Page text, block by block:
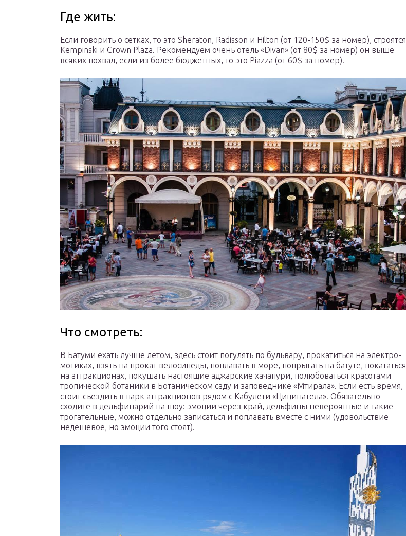
Где жить:
Если говорить о сетках, то это Sheraton, Radisson и Hilton (от 120-150$ за номер), строятся
Kempinski и Crown Plaza. Рекомендуем очень отель «Divan» (от 80$ за номер) он выше
всяких похвал, если из более бюджетных, то это Piazza (от 60$ за номер).
Что смотреть:
В Батуми ехать лучше летом, здесь стоит погулять по бульвару, прокатиться на электро-
мотиках, взять на прокат велосипеды, поплавать в море, попрыгать на батуте, покататься
на аттракционах, покушать настоящие аджарские хачапури, полюбоваться красотами
тропической ботаники в Ботаническом саду и заповеднике «Мтирала». Если есть время,
стоит съездить в парк аттракционов рядом с Кабулети «Цицинатела». Обязательно
сходите в дельфинарий на шоу: эмоции через край, дельфины невероятные и такие
трогательные, можно отдельно записаться и поплавать вместе с ними (удовольствие
недешевое, но эмоции того стоят).